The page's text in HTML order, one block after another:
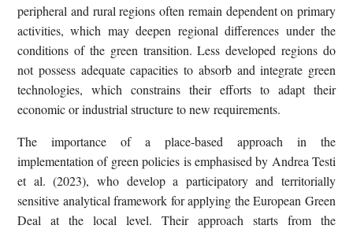
peripheral and rural regions often remain dependent on primary
activities, which may deepen regional differences under the
conditions of the green transition. Less developed regions do
not possess adequate capacities to absorb and integrate green
technologies, which constrains their efforts to adapt their
economic or industrial structure to new requirements.
The importance of a place-based approach in the
implementation of green policies is emphasised by Andrea Testi
et al. (2023), who develop a participatory and territorially
sensitive analytical framework for applying the European Green
Deal at the local level. Their approach starts from the